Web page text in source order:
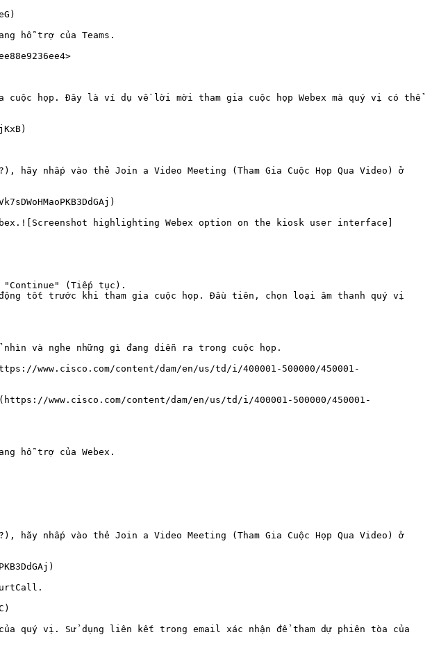
hỗ trợ của Teams.
cuộc họp. Đây là ví dụ về lời mời tham gia cuộc họp Webex mà quý vị có thể
hãy nhấp vào thẻ Join a Video Meeting (Tham Gia Cuộc Họp Qua Video) ở
highlighting Webex option on the kiosk user interface]
"Continue" (Tiếp tục).
tốt trước khi tham gia cuộc họp. Đầu tiên, chọn loại âm thanh quý vị
và nghe những gì đang diễn ra trong cuộc họp.
www.cisco.com/content/dam/en/us/td/i/400001-500000/450001-
www.cisco.com/content/dam/en/us/td/i/400001-500000/450001-
hỗ trợ của Webex.
hãy nhấp vào thẻ Join a Video Meeting (Tham Gia Cuộc Họp Qua Video) ở
quý vị. Sử dụng liên kết trong email xác nhận để tham dự phiên tòa của